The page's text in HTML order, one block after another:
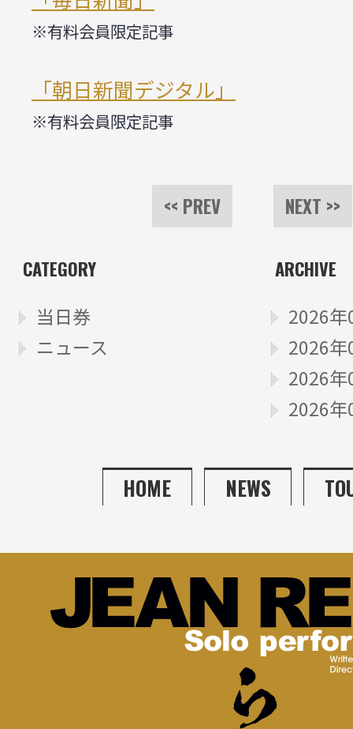
※有料会員限定記事
「朝日新聞デジタル」
※有料会員限定記事
<< PREV NEXT >>
CATEGORY
当日券
ニュース
ARCHIVE
2026
2026
2026
2026
HOME NEWS